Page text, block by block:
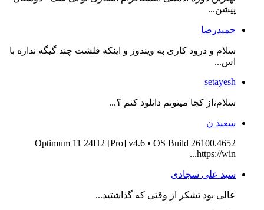
پیشن...
حمیدرضا
سلام و درود کاری به ویندوز و اینکه فلشت چند گیگه نداره با
اس...
setayesh
سلام،از کجا میتونم دانلود کنم ؟...
سعید ن
Optimum 11 24H2 [Pro] v4.6 • OS Build 26100.4652
https://win...
سید علی سجادی
عالی بود تشکر از وقتی که گذاشتید...